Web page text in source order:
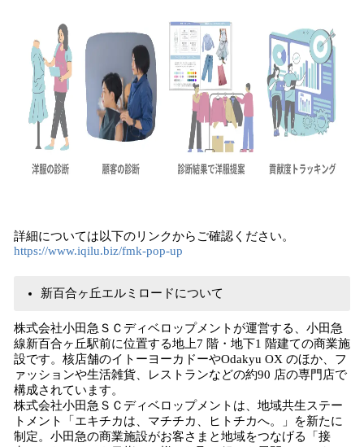
詳細については以下のリンクからご確認ください。
https://www.iqilu.biz/fmk-pop-up
新百合ヶ丘エルミロードについて
株式会社小田急ＳＣディベロップメントが運営する、小田急
線新百合ヶ丘駅前に位置する地上7 階・地下1 階建ての商業施
設です。核店舗のイトーヨーカドーやOdakyu OX のほか、フ
ァッションや生活雑貨、レストランなどの約90 店の専門店で
構成されています。
株式会社小田急ＳＣディベロップメントは、地域共生ステー
トメント「エキチカは、マチチカ、ヒトチカへ。」を新たに
制定。小田急の商業施設がお客さまと地域をつなげる「接